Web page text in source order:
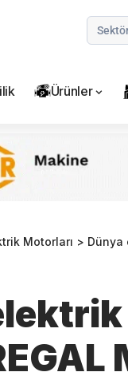
Ürünler
Motorları > Dünya